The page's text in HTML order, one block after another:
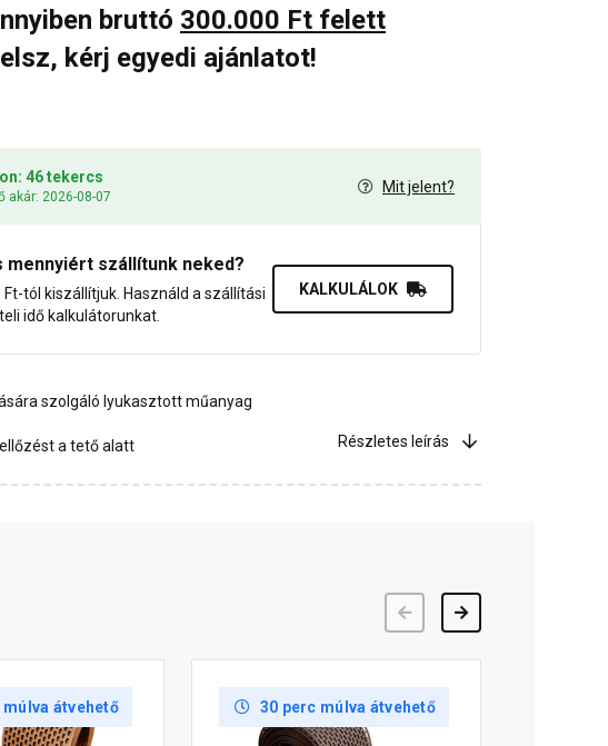
bruttó 300.000 Ft felett
kérj egyedi ajánlatot!
46 tekercs
akár: 2026-08-07
Mit jelent?
mennyiért szállítunk neked?
Ft-tól kiszállítjuk. Használd a szállítási
idő kalkulátorunkat.
KALKULÁLOK
szolgáló lyukasztott műanyag
a tető alatt
Részletes leírás
múlva átvehető 30 perc múlva átvehető